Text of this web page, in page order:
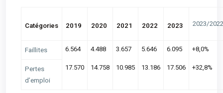
Catégories 2019 2020 2021 2022 2023 2023/2022
Faillites 6.564 4.488 3.657 5.646 6.095 +8,0%
Pertes
d’emploi
17.570 14.758 10.985 13.186 17.506 +32,8%